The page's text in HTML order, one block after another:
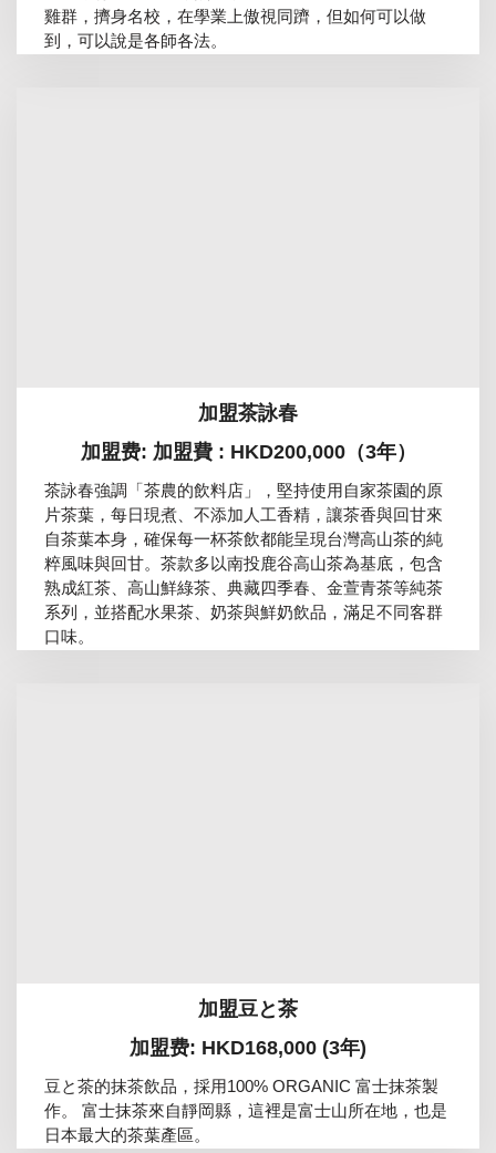
雞群，擠身名校，在學業上傲視同躋，但如何可以做
到，可以說是各師各法。
加盟茶詠春
加盟费: 加盟費 : HKD200,000（3年）
茶詠春強調「茶農的飲料店」，堅持使用自家茶園的原
片茶葉，每日現煮、不添加人工香精，讓茶香與回甘來
自茶葉本身，確保每一杯茶飲都能呈現台灣高山茶的純
粹風味與回甘。茶款多以南投鹿谷高山茶為基底，包含
熟成紅茶、高山鮮綠茶、典藏四季春、金萱青茶等純茶
系列，並搭配水果茶、奶茶與鮮奶飲品，滿足不同客群
口味。
加盟豆と茶
加盟费: HKD168,000 (3年)
豆と茶的抹茶飲品，採用100% ORGANIC 富士抹茶製
作。 富士抹茶來自靜岡縣，這裡是富士山所在地，也是
日本最大的茶葉產區。